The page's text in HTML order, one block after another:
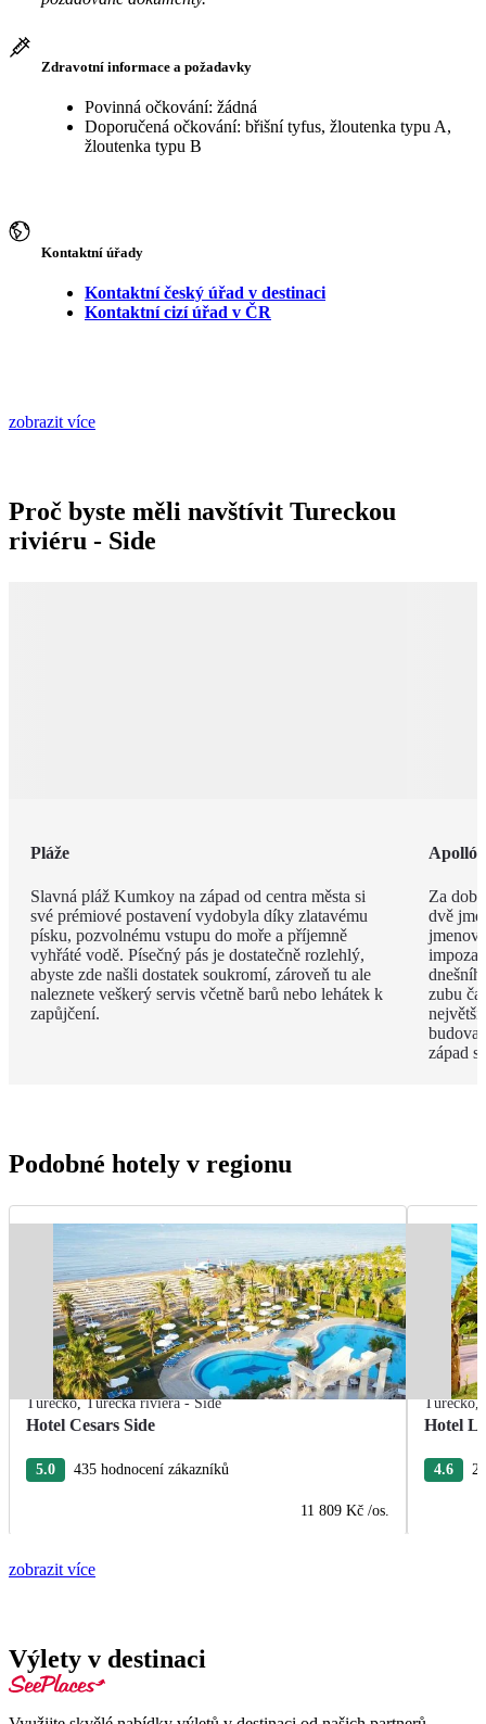
Zdravotní informace a požadavky
Povinná očkování: žádná
Doporučená očkování: břišní tyfus, žloutenka typu A,
žloutenka typu B
Kontaktní úřady
Kontaktní český úřad v destinaci
Kontaktní cizí úřad v ČR
zobrazit více
Proč byste měli navštívit Tureckou
riviéru - Side
Pláže
Slavná pláž Kumkoy na západ od centra města si
své prémiové postavení vydobyla díky zlatavému
písku, pozvolnému vstupu do moře a příjemně
vyhřáté vodě. Písečný pás je dostatečně rozlehlý,
abyste zde našli dostatek soukromí, zároveň tu ale
naleznete veškerý servis včetně barů nebo lehátek k
zapůjčení.
Za dob
dvě
zubu
největší
budova
západ
Podobné hotely v regionu
Turecko,Turecká riviéra - Side
Hotel Cesars Side
5.0 435 hodnocení zákazníků
11 809 Kč /os.
Turecko,
Hotel
4.6
zobrazit více
Výlety v destinaci